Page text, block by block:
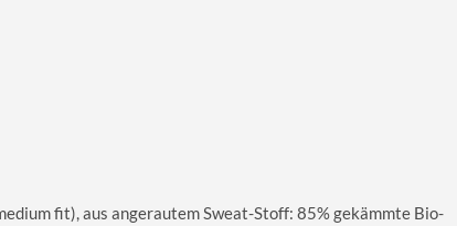
fit), aus angerautem Sweat-Stoff: 85% gekämmte Bio-